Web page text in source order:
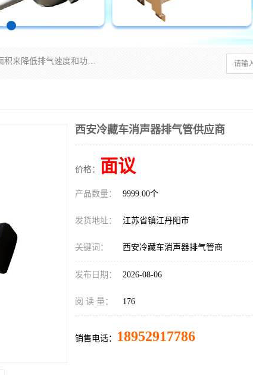
消音器主要用于降低机械设备或枪械等产生的噪声。它通过阻尼或增加排气面积来降低排气速度和功率，从而降低噪声。常见的消音器类型包括阻性消声器、抗性消声器、共振消声器以及阻抗复合式消声器等。这些消音器各有特点，适用于不同频率的噪声消除。
西安冷藏车消声器排气管供应商
价格： 面议
产品数量： 9999.00个
发货地址： 江苏省镇江丹阳市
关键词： 西安冷藏车消声器排气管商
发布日期： 2026-08-06
阅 读 量： 176
销售电话： 18952917786